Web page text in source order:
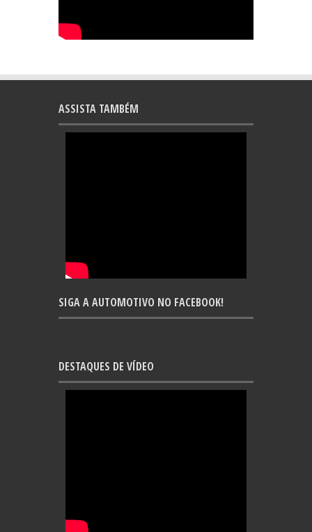
ASSISTA TAMBÉM
SIGA A AUTOMOTIVO NO FACEBOOK!
DESTAQUES DE VÍDEO